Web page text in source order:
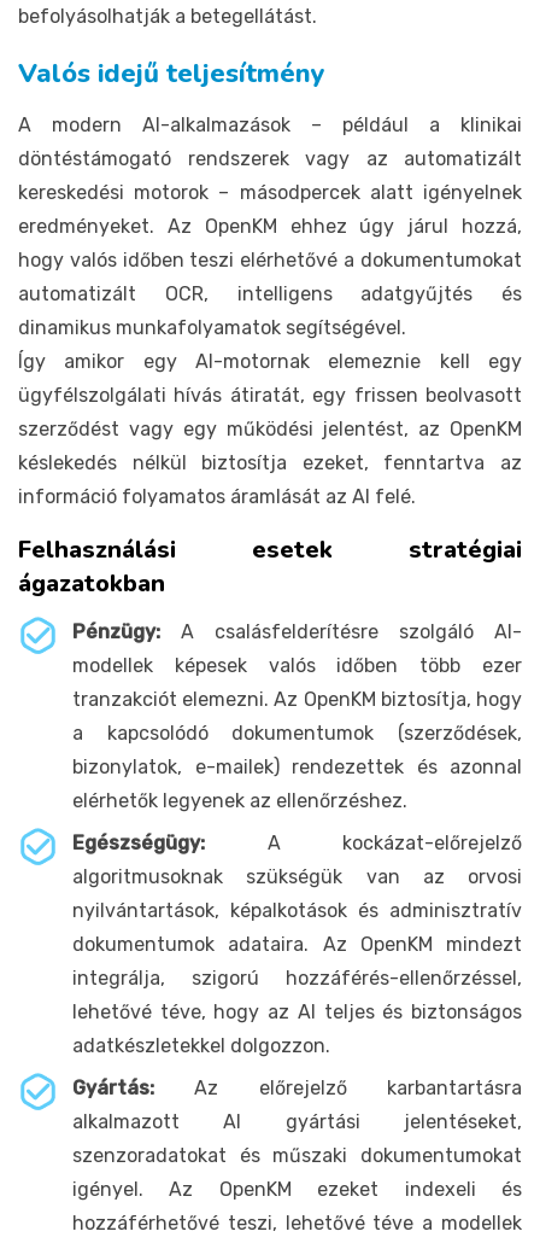
befolyásolhatják a betegellátást.
Valós idejű teljesítmény
A modern AI-alkalmazások – például a klinikai
döntéstámogató rendszerek vagy az automatizált
kereskedési motorok – másodpercek alatt igényelnek
eredményeket. Az OpenKM ehhez úgy járul hozzá,
hogy valós időben teszi elérhetővé a dokumentumokat
automatizált OCR, intelligens adatgyűjtés és
dinamikus munkafolyamatok segítségével.
Így amikor egy AI-motornak elemeznie kell egy
ügyfélszolgálati hívás átiratát, egy frissen beolvasott
szerződést vagy egy működési jelentést, az OpenKM
késlekedés nélkül biztosítja ezeket, fenntartva az
információ folyamatos áramlását az AI felé.
Felhasználási esetek stratégiai
ágazatokban
Pénzügy: A csalásfelderítésre szolgáló AI-
modellek képesek valós időben több ezer
tranzakciót elemezni. Az OpenKM biztosítja, hogy
a kapcsolódó dokumentumok (szerződések,
bizonylatok, e-mailek) rendezettek és azonnal
elérhetők legyenek az ellenőrzéshez.
Egészségügy: A kockázat-előrejelző
algoritmusoknak szükségük van az orvosi
nyilvántartások, képalkotások és adminisztratív
dokumentumok adataira. Az OpenKM mindezt
integrálja, szigorú hozzáférés-ellenőrzéssel,
lehetővé téve, hogy az AI teljes és biztonságos
adatkészletekkel dolgozzon.
Gyártás: Az előrejelző karbantartásra
alkalmazott AI gyártási jelentéseket,
szenzoradatokat és műszaki dokumentumokat
igényel. Az OpenKM ezeket indexeli és
hozzáférhetővé teszi, lehetővé téve a modellek